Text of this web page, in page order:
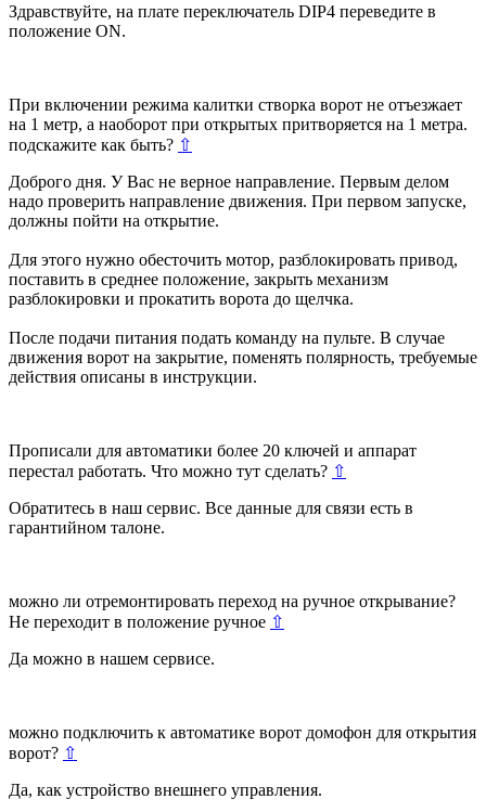
Здравствуйте, на плате переключатель DIP4 переведите в
положение ON.
При включении режима калитки створка ворот не отъезжает
на 1 метр, а наоборот при открытых притворяется на 1 метра.
подскажите как быть? ⇧
Доброго дня. У Вас не верное направление. Первым делом
надо проверить направление движения. При первом запуске,
должны пойти на открытие.
Для этого нужно обесточить мотор, разблокировать привод,
поставить в среднее положение, закрыть механизм
разблокировки и прокатить ворота до щелчка.
После подачи питания подать команду на пульте. В случае
движения ворот на закрытие, поменять полярность, требуемые
действия описаны в инструкции.
Прописали для автоматики более 20 ключей и аппарат
перестал работать. Что можно тут сделать? ⇧
Обратитесь в наш сервис. Все данные для связи есть в
гарантийном талоне.
можно ли отремонтировать переход на ручное открывание?
Не переходит в положение ручное ⇧
Да можно в нашем сервисе.
можно подключить к автоматике ворот домофон для открытия
ворот? ⇧
Да, как устройство внешнего управления.